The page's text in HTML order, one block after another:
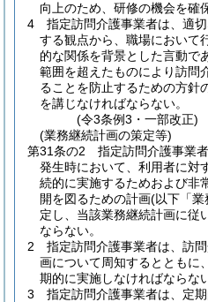
向上のため、研修の機会を確
4
指定訪問介護事業者は、適
する観点から、職場において
的な関係を背景とした言動で
範囲を超えたものにより訪問
ることを防止するための方針
を講じなければならない。
(令3条例3・一部改正)
(業務継続計画の策定等)
第31条の2
指定訪問介護事業
発生時において、利用者に対
続的に実施するためおよび非
開を図るための計画(以下「業
定し、当該業務継続計画に従
ならない。
2
指定訪問介護事業者は、訪
画について周知するとともに
期的に実施しなければならな
3
指定訪問介護事業者は、定